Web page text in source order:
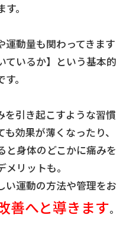
。
運動量も関わってきます
ているか】という基本的
。
を引き起こすような習慣
効果が薄くなったり、
と身体のどこかに痛みを
リットも。
い運動の方法や管理をお
善へと導きます。